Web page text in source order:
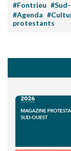
#Fontrieu
#Agenda
protestants